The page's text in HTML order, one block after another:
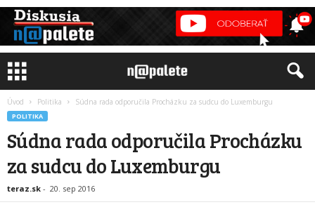
Úvod Politika Súdna rada odporučila Procházku za sudcu do Luxemburgu
POLITIKA
Súdna rada odporučila Procházku
za sudcu do Luxemburgu
teraz.sk - 20. sep 2016